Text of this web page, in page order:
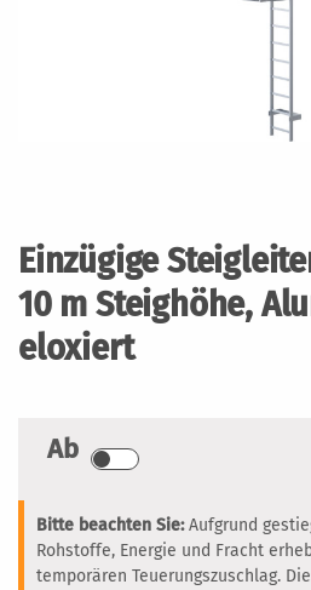
Einzügige
10 m Steighöhe,
eloxiert
Ab
Bitte beachten Sie:Aufgrund
Rohstoffe, Energie und Fracht
temporären Teuerungszuschlag.
Bildergalerie
springen